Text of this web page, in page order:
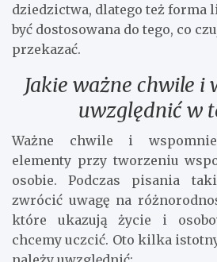
dziedzictwa, dlatego też forma
być dostosowana do tego, co
przekazać.
Jakie ważne chwile i
uwzględnić w
Ważne chwile i
elementy przy tworzeniu
osobie. Podczas pisania
zwrócić uwagę na
które ukazują życie i
chcemy uczcić. Oto kilka